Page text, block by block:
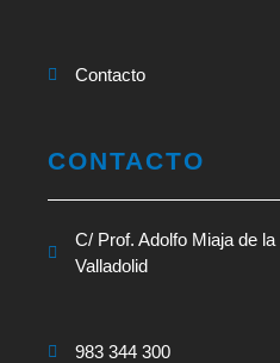
Contacto
CONTACTO
C/ Prof. Adolfo Miaja de
Valladolid
983 344 300